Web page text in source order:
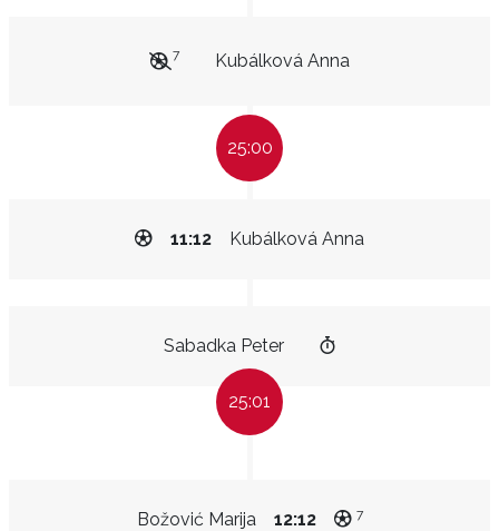
Kubálková Anna
7
25:00
Kubálková Anna
11:12
Sabadka Peter
25:01
Božović Marija 12:12 7